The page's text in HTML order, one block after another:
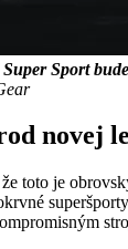
Sport
novej
toto je